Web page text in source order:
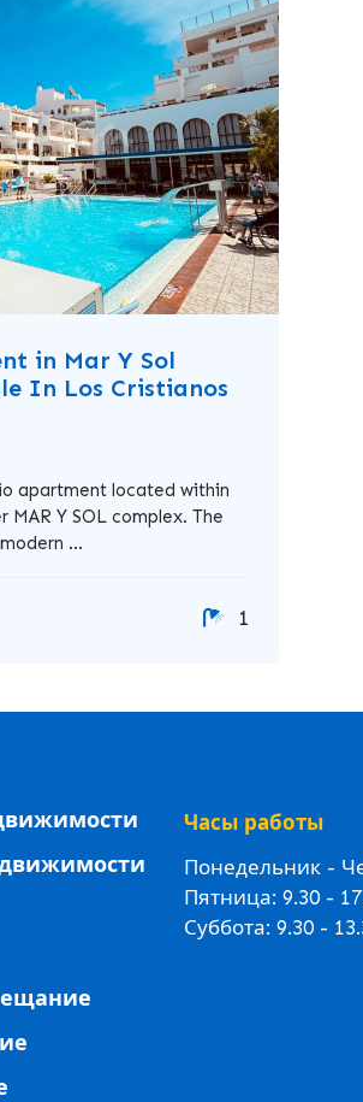
in Mar Y Sol
In Los Cristianos
apartment located within
Y SOL complex. The
...
1
Часы работы
Понедельник -
Пятница: 9.30 -
Суббота: 9.30 -